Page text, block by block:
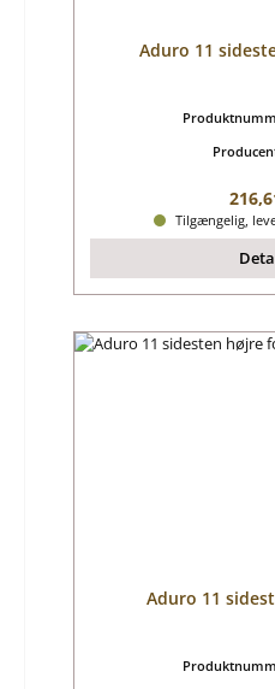
Aduro 11
Tilgængelig,
Aduro 11